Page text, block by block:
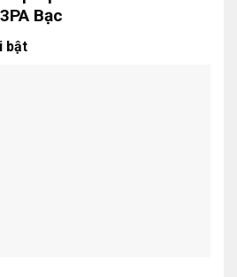
Bạc
bật